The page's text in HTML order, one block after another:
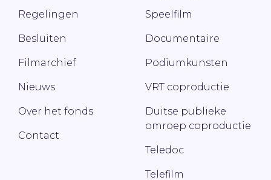
Regelingen
Besluiten
Filmarchief
Nieuws
Over het fonds
Contact
Speelfilm
Documentaire
Podiumkunsten
VRT coproductie
Duitse publieke
omroep coproductie
Teledoc
Telefilm